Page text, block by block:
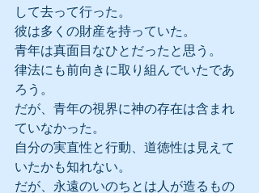
して去って行った。
彼は多くの財産を持っていた。
青年は真面目なひとだったと思う。
律法にも前向きに取り組んでいたであ
ろう。
だが、青年の視界に神の存在は含まれ
ていなかった。
自分の実直性と行動、道徳性は見えて
いたかも知れない。
だが、永遠のいのちとは人が造るもの